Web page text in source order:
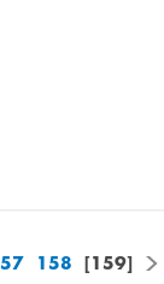
158 [159]